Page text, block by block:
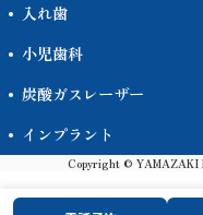
入れ歯
小児歯科
炭酸ガスレーザー
インプラント
Copyright © YAMAZAKI